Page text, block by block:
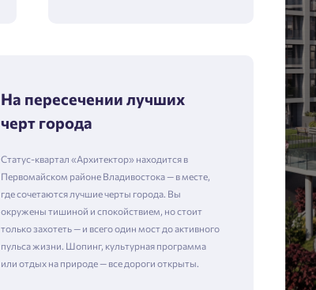
На пересечении лучших
черт города
Статус-квартал «Архитектор» находится в
Первомайском районе Владивостока — в месте,
где сочетаются лучшие черты города. Вы
окружены тишиной и спокойствием, но стоит
только захотеть — и всего один мост до активного
пульса жизни. Шопинг, культурная программа
или отдых на природе — все дороги открыты.